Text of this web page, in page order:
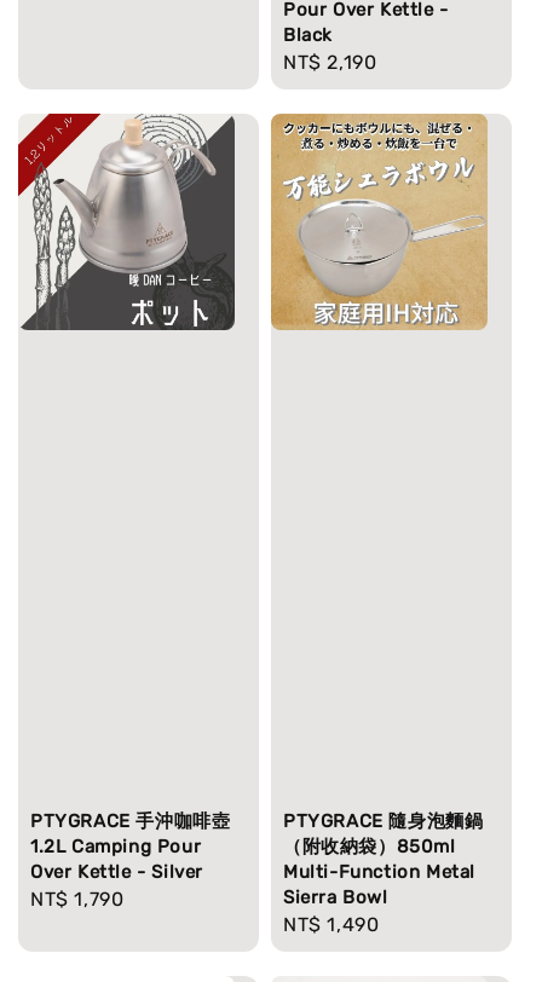
Pour Over Kettle -
Black
Regular
price
NT$ 2,190
PTYGRACE 手沖咖啡壺
1.2L Camping Pour
Over Kettle - Silver
Regular
NT$ 1,790
PTYGRACE 隨身泡麵鍋
（附收納袋）850ml
Multi-Function Metal
Sierra Bowl
Regular
price
NT$ 1,490